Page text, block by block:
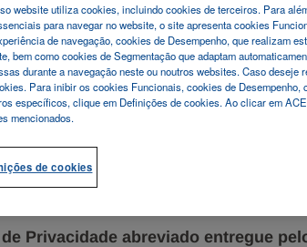
Menarini Diagnósticos – Num. Tel.
13, Regulamento (UE) 2016/679
Privacidade abreviado entregue
website utiliza cookies, incluindo cookies de terceiros. Para
para navegar no website, o site apresenta cookies
de navegação, cookies de Desempenho, que realizam
bem como cookies de Segmentação que adaptam
durante a navegação neste ou noutros websites. Caso
Para inibir os cookies Funcionais, cookies de Desempenho,
específicos, clique em Definições de cookies. Ao clicar em
mencionados.
de cookies